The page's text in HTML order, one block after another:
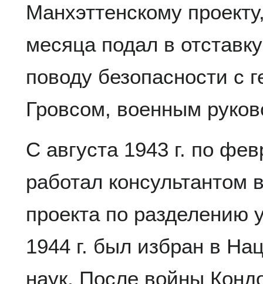
Манхэттенскому
месяца подал в
поводу безопасности с
Гровсом, военным
С августа 1943 г. по
работал консультантом
проекта по разделению
1944 г. был избран в
наук. После войны